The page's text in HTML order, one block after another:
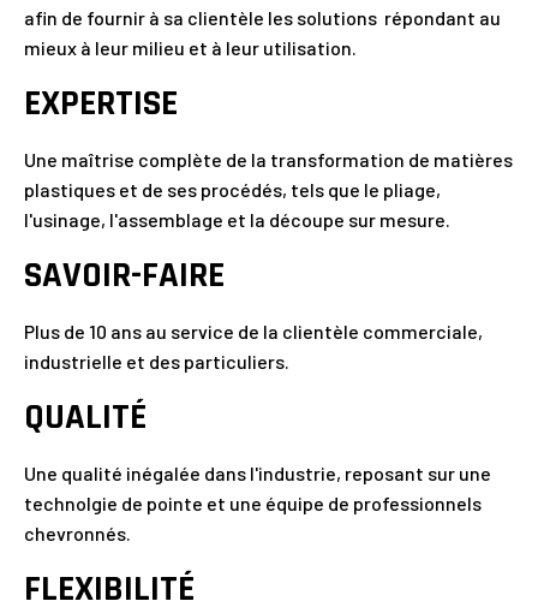
afin de fournir à sa clientèle les solutions répondant au
mieux à leur milieu et à leur utilisation.
EXPERTISE
Une maîtrise complète de la transformation de matières
plastiques et de ses procédés, tels que le pliage,
l'usinage, l'assemblage et la découpe sur mesure.
SAVOIR-FAIRE
Plus de 10 ans au service de la clientèle commerciale,
industrielle et des particuliers.
QUALITÉ
Une qualité inégalée dans l'industrie, reposant sur une
technolgie de pointe et une équipe de professionnels
chevronnés.
FLEXIBILITÉ